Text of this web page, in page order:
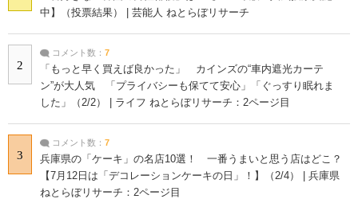
中】（投票結果） | 芸能人 ねとらぼリサーチ
2
コメント数： 7
「もっと早く買えば良かった」 カインズの“車内遮光カーテ
ン”が大人気 「プライバシーも保てて安心」「ぐっすり眠れま
した」（2/2） | ライフ ねとらぼリサーチ：2ページ目
3
コメント数： 7
兵庫県の「ケーキ」の名店10選！ 一番うまいと思う店はどこ？
【7月12日は「デコレーションケーキの日」！】（2/4） | 兵庫県
ねとらぼリサーチ：2ページ目